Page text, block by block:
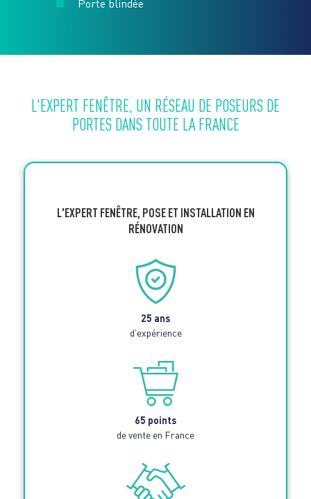
Porte blindée
L'EXPERT FENÊTRE, UN RÉSEAU DE POSEURS DE
PORTES DANS TOUTE LA FRANCE
L'EXPERT FENÊTRE, POSE ET INSTALLATION EN
RÉNOVATION
25 ans
d’expérience
65 points
de vente en France